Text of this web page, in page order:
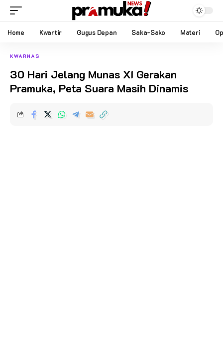
Home Kwartir Gugus Depan Saka-Sako Materi
KWARNAS
30 Hari Jelang Munas XI Gerakan
Pramuka, Peta Suara Masih Dinamis